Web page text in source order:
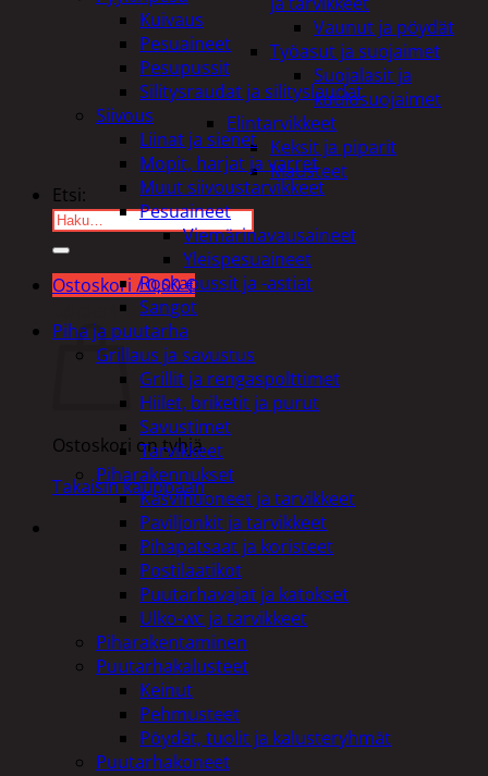
Vaunut ja pöydät
Työasut ja suojaimet
Suojalasit ja
kuulosuojaimet
Elintarvikkeet
Keksit ja piparit
Mausteet
Etsi:
Ostoskori /0,00€
Ostoskori on tyhjä.
Takaisin kauppaan
Kuivaus
Pesuaineet
Pesupussit
Silitysraudat ja silityslaudat
Siivous
Liinat ja sienet
Mopit, harjat ja varret
Muut siivoustarvikkeet
Pesuaineet
Viemärinavausaineet
Yleispesuaineet
Roskapussit ja -astiat
Sangot
Piha ja puutarha
Grillaus ja savustus
Grillit ja rengaspolttimet
Hiilet, briketit ja purut
Savustimet
Tarvikkeet
Piharakennukset
Kasvihuoneet ja tarvikkeet
Paviljonkit ja tarvikkeet
Pihapatsaat ja koristeet
Postilaatikot
Puutarhavajat ja katokset
Ulko-wc ja tarvikkeet
Piharakentaminen
Puutarhakalusteet
Keinut
Pehmusteet
Pöydät, tuolit ja kalusteryhmät
Puutarhakoneet